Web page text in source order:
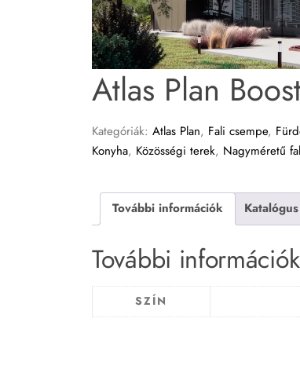
Atlas Plan
Kategóriák: Atlas Plan, Fali csempe,
Konyha, Közösségi terek, Nagyméretű
További információk Katalógus
További információk
SZÍN